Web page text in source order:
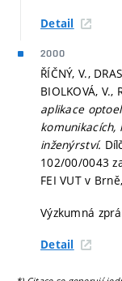
Detail
2000
ŘÍČNÝ, V.,
BIOLKOVÁ, V.,
aplikace
komunikacích,
inženýrství.
102/00/0043
FEI VUT v
Výzkumná
Detail